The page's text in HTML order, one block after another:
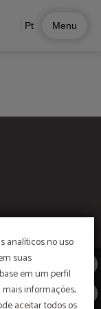
analíticos no uso
suas
em um perfil
informações,
Pt Menu